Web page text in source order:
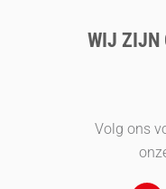
WIJ ZIJN
Volg ons